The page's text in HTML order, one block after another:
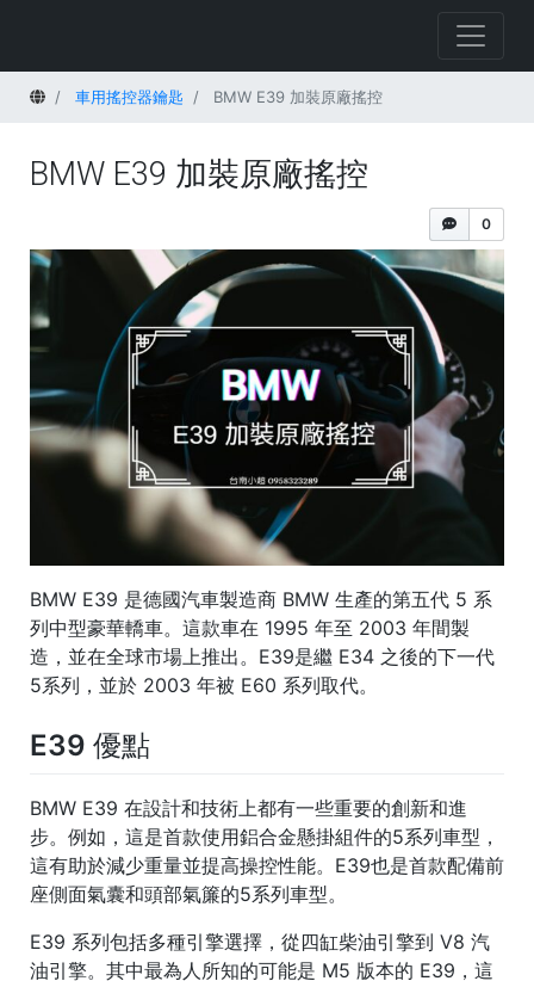
首頁 車用搖控器鑰匙 BMW E39 加裝原廠搖控
BMW E39 加裝原廠搖控
0
BMW E39 是德國汽車製造商 BMW 生產的第五代 5 系
列中型豪華轎車。這款車在 1995 年至 2003 年間製
造，並在全球市場上推出。E39是繼 E34 之後的下一代
5系列，並於 2003 年被 E60 系列取代。
E39 優點
BMW E39 在設計和技術上都有一些重要的創新和進
步。例如，這是首款使用鋁合金懸掛組件的5系列車型，
這有助於減少重量並提高操控性能。E39也是首款配備前
座側面氣囊和頭部氣簾的5系列車型。
E39 系列包括多種引擎選擇，從四缸柴油引擎到 V8 汽
油引擎。其中最為人所知的可能是 M5 版本的 E39，這